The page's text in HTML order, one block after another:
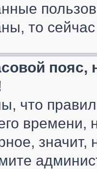
то
пояс,
что
значит,